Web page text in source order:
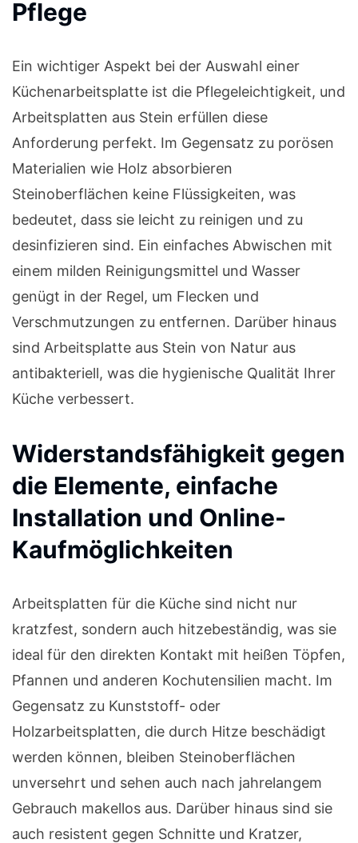
Pflege
Ein wichtiger Aspekt bei der Auswahl einer
Küchenarbeitsplatte ist die Pflegeleichtigkeit, und
Arbeitsplatten aus Stein erfüllen diese
Anforderung perfekt. Im Gegensatz zu porösen
Materialien wie Holz absorbieren
Steinoberflächen keine Flüssigkeiten, was
bedeutet, dass sie leicht zu reinigen und zu
desinfizieren sind. Ein einfaches Abwischen mit
einem milden Reinigungsmittel und Wasser
genügt in der Regel, um Flecken und
Verschmutzungen zu entfernen. Darüber hinaus
sind Arbeitsplatte aus Stein von Natur aus
antibakteriell, was die hygienische Qualität Ihrer
Küche verbessert.
Widerstandsfähigkeit gegen
die Elemente, einfache
Installation und Online-
Kaufmöglichkeiten
Arbeitsplatten für die Küche sind nicht nur
kratzfest, sondern auch hitzebeständig, was sie
ideal für den direkten Kontakt mit heißen Töpfen,
Pfannen und anderen Kochutensilien macht. Im
Gegensatz zu Kunststoff- oder
Holzarbeitsplatten, die durch Hitze beschädigt
werden können, bleiben Steinoberflächen
unversehrt und sehen auch nach jahrelangem
Gebrauch makellos aus. Darüber hinaus sind sie
auch resistent gegen Schnitte und Kratzer,